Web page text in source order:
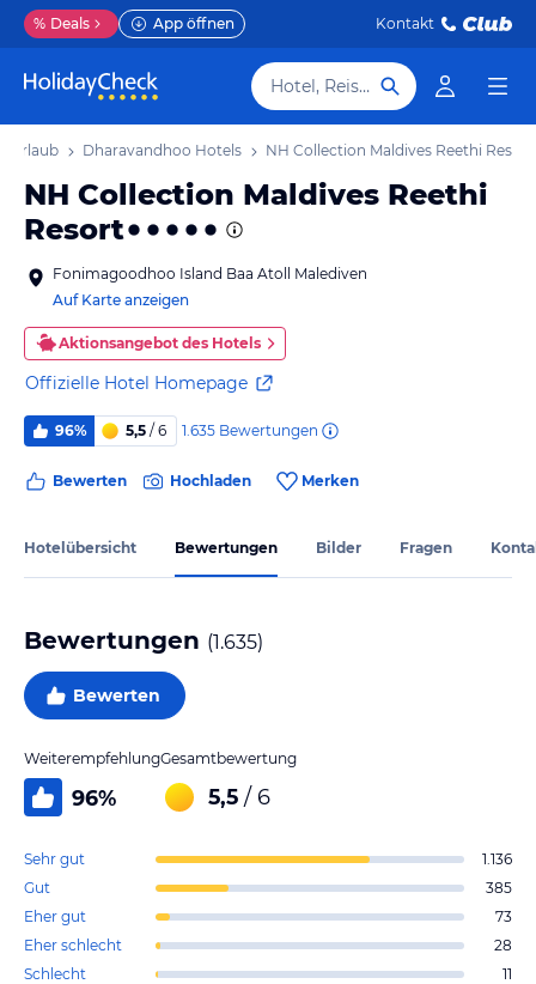
% Deals App öffnen Kontakt
Hotel, Reiseziel
Urlaub Dharavandhoo Hotels NH Collection Maldives Reethi Resort
NH Collection Maldives Reethi
Resort
Fonimagoodhoo Island Baa Atoll Malediven
Auf Karte anzeigen
Aktionsangebot des Hotels
Offizielle Hotel Homepage
96% 5,5 / 6 1.635 Bewertungen
Bewerten Hochladen Merken
Hotelübersicht Bewertungen Bilder Fragen
Bewertungen (1.635)
Bewerten
Weiterempfehlung
96%
Gesamtbewertung
5,5 / 6
Sehr gut
1.136
Gut
385
Eher gut
73
Eher schlecht
28
Schlecht
11